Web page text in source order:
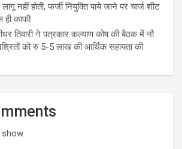
नहीं होती, फर्जी नियुक्ति पाये जाने पर चार्ज शीट
ही काफी
तिवारी ने पत्रकार कल्याण कोष की बैठक में नौ
को रु 5-5 लाख की आर्थिक सहायता की